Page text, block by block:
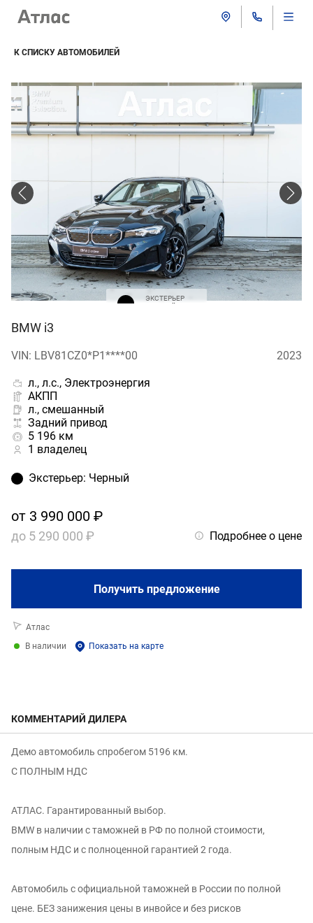
К СПИСКУ АВТОМОБИЛЕЙ
ЭКСТЕРЬЕР
КОММЕНТАРИЙ ДИЛЕРА
Демо автомобиль спробегом 5196 км.
С ПОЛНЫМ НДС
АТЛАС. Гарантированный выбор.
BMW в наличии с таможней в РФ по полной стоимости,
полным НДС и с полноценной гарантией 2 года.
Автомобиль с официальной таможней в России по полной
цене. БЕЗ занижения цены в инвойсе и без рисков
BMW i3
VIN: LBV81CZ0*P1****00 2023
л., л.с., Электроэнергия
АКПП
л., смешанный
Задний привод
5 196 км
1 владелец
Экстерьер: Черный
от 3 990 000 ₽
до 5 290 000 ₽ Подробнее о цене
Получить предложение
Атлас
В наличии
Показать на карте